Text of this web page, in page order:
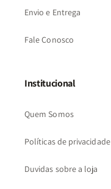
Envio e Entrega
Fale Conosco
Institucional
Quem Somos
Políticas de privacidade
Duvidas sobre a loja